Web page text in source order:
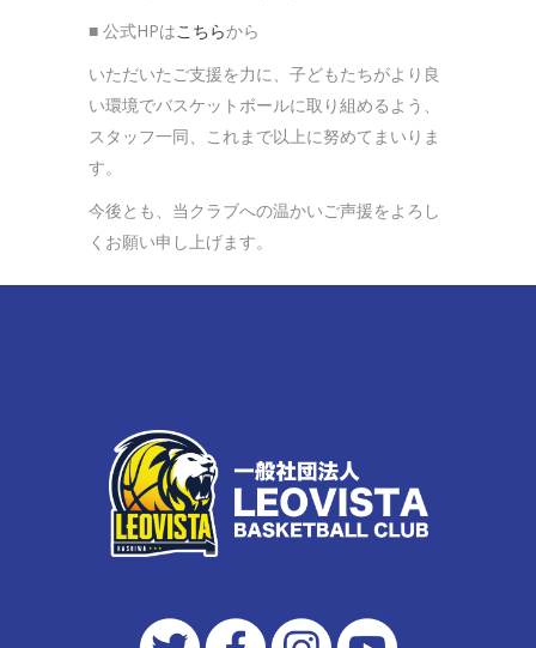
■ 公式HPはこちらから
いただいたご支援を力に、子どもたちがより良
い環境でバスケットボールに取り組めるよう、
スタッフ一同、これまで以上に努めてまいりま
す。
今後とも、当クラブへの温かいご声援をよろし
くお願い申し上げます。